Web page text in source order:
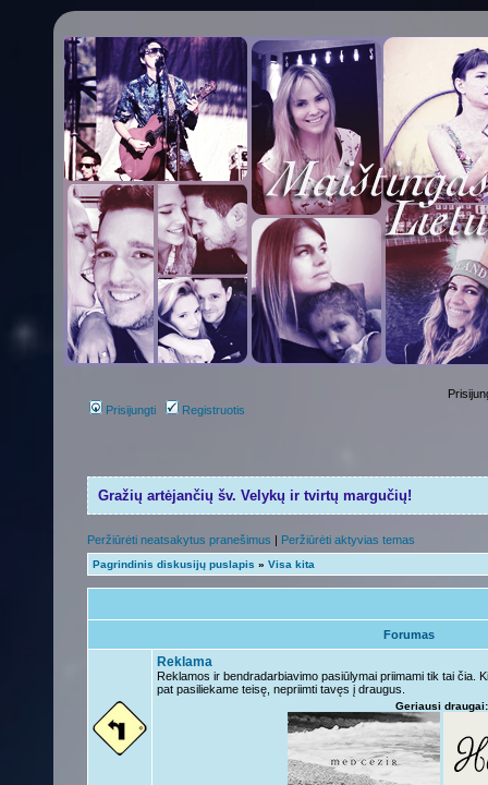
Prisijungti Registruotis
Gražių artėjančių šv. Velykų ir tvirtų margučių!
Peržiūrėti neatsakytus pranešimus | Peržiūrėti aktyvias temas
Pagrindinis diskusijų puslapis » Visa kita
Forumas
Reklama
Reklamos ir bendradarbiavimo pasiūlymai priimami tik tai čia.
pat pasiliekame teisę, nepriimti tavęs į draugus.
Geriausi draugai: